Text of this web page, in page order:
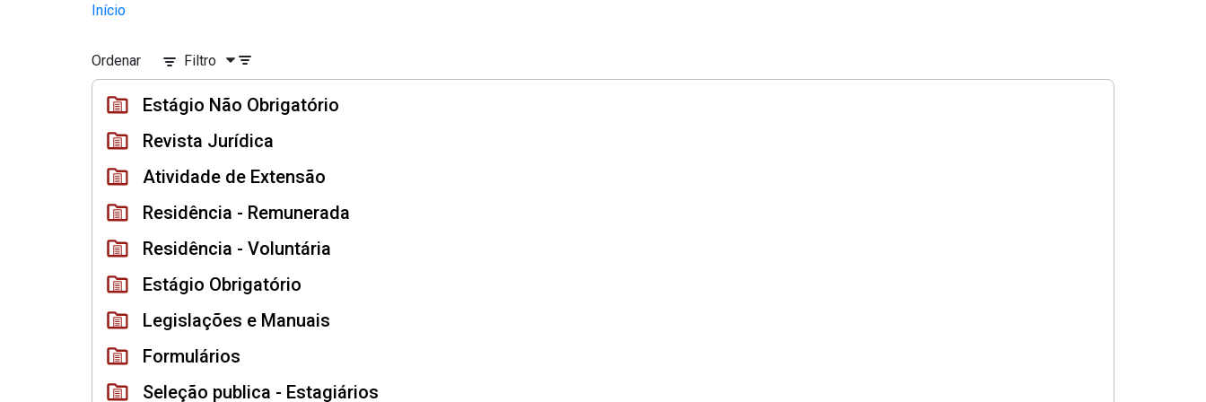
Pular para o Conteúdo principal
Divisão Minima - Escola Superior
Início
Ordenar Filtro
Estágio Não Obrigatório
Revista Jurídica
Atividade de Extensão
Residência - Remunerada
Residência - Voluntária
Estágio Obrigatório
Legislações e Manuais
Formulários
Seleção publica - Estagiários